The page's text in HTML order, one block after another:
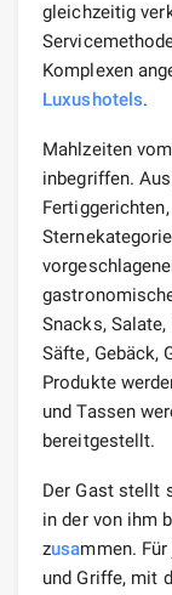
gleichzeitig
Komplexen
Luxushotels.
Mahlzeiten
inbegriffen.
Snacks,
Säfte, Gebäck,
Produkte
und Tassen
bereitgestellt.
Der Gast stellt
in der von ihm
zusammen.
und Griffe, mit